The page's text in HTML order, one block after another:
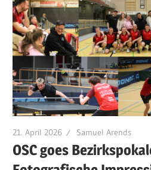
21. April 2026 Samuel Arends
OSC goes